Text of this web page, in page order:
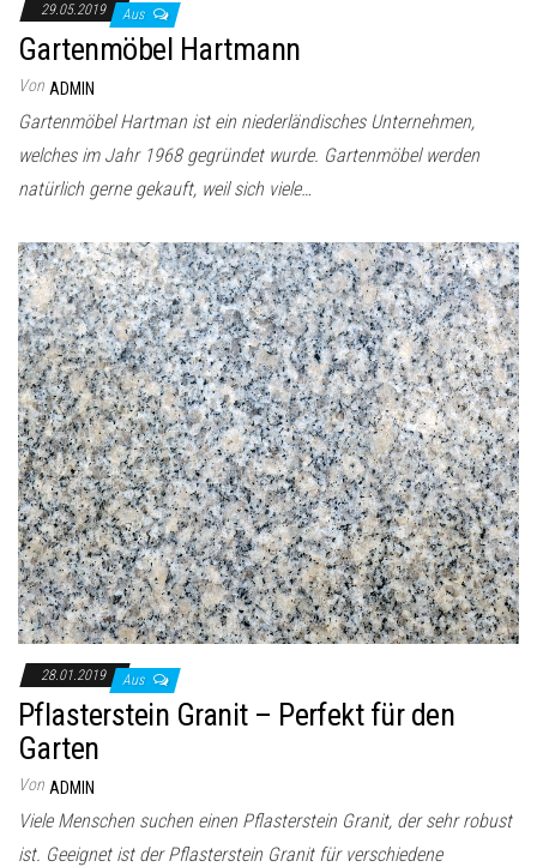
29.05.2019 Aus
Gartenmöbel Hartmann
Von ADMIN
Gartenmöbel Hartman ist ein niederländisches Unternehmen,
welches im Jahr 1968 gegründet wurde. Gartenmöbel werden
natürlich gerne gekauft, weil sich viele…
28.01.2019 Aus
Pflasterstein Granit – Perfekt für den
Garten
Von ADMIN
Viele Menschen suchen einen Pflasterstein Granit, der sehr robust
ist. Geeignet ist der Pflasterstein Granit für verschiedene